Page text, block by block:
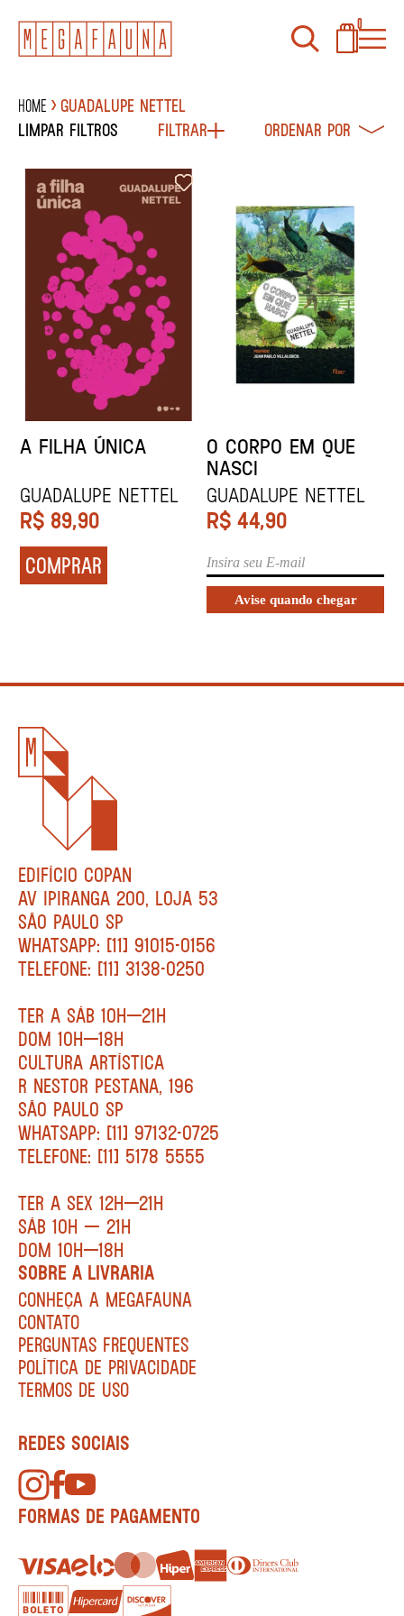
0
Home
Guadalupe Nettel
Filtrar
Limpar filtros
A FILHA ÚNICA
Guadalupe Nettel
R$ 89,90
COMPRAR
O CORPO EM QUE
NASCI
Guadalupe Nettel
R$ 44,90
EDIFÍCIO COPAN
AV IPIRANGA 200, LOJA 53
SÃO PAULO SP
WHATSAPP: [11] 91015-0156
TELEFONE: [11] 3138-0250
TER A SÁB 10H—21H
DOM 10H—18H
CULTURA ARTÍSTICA
R NESTOR PESTANA, 196
SÃO PAULO SP
WHATSAPP: [11] 97132-0725
TELEFONE: [11] 5178 5555
TER A SEX 12H—21H
SÁB 10H — 21H
DOM 10H—18H
SOBRE A LIVRARIA
CONHEÇA A MEGAFAUNA
CONTATO
PERGUNTAS FREQUENTES
POLÍTICA DE PRIVACIDADE
TERMOS DE USO
REDES SOCIAIS
FORMAS DE PAGAMENTO